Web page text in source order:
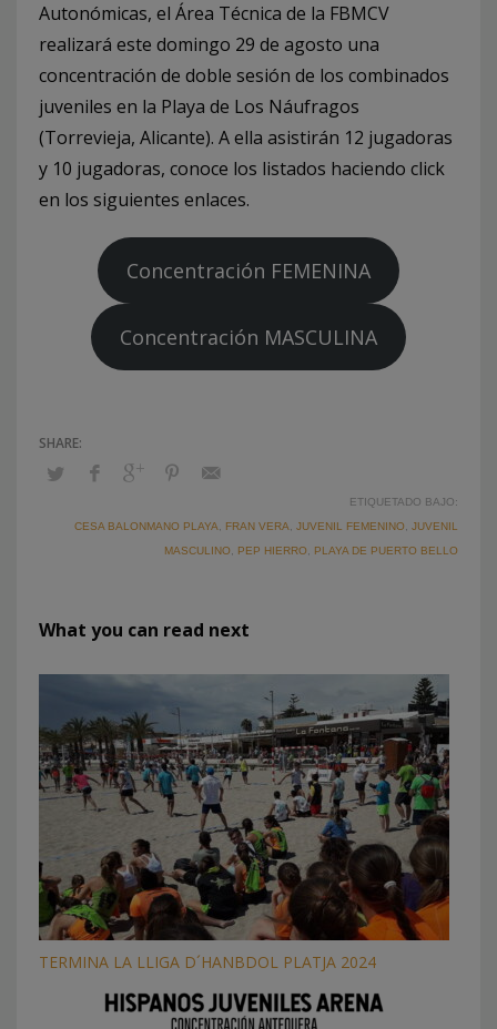
Autonómicas, el Área Técnica de la FBMCV
realizará este domingo 29 de agosto una
concentración de doble sesión de los combinados
juveniles en la Playa de Los Náufragos
(Torrevieja, Alicante). A ella asistirán 12 jugadoras
y 10 jugadoras, conoce los listados haciendo click
en los siguientes enlaces.
Concentración FEMENINA
Concentración MASCULINA
ETIQUETADO BAJO:
CESA BALONMANO PLAYA
FRAN VERA JUVENIL FEMENINO JUVENIL
MASCULINO
PEP HIERRO PLAYA DE PUERTO BELLO
What you can read next
TERMINA LA LLIGA D´HANBDOL PLATJA 2024